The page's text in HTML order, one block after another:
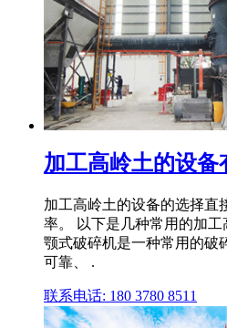
加工高岭土的设备
加工高岭土的设备的选择直
率。 以下是几种常用的加
颚式破碎机是一种常用的破
可靠、 .
联系电话: 180 3780 8511